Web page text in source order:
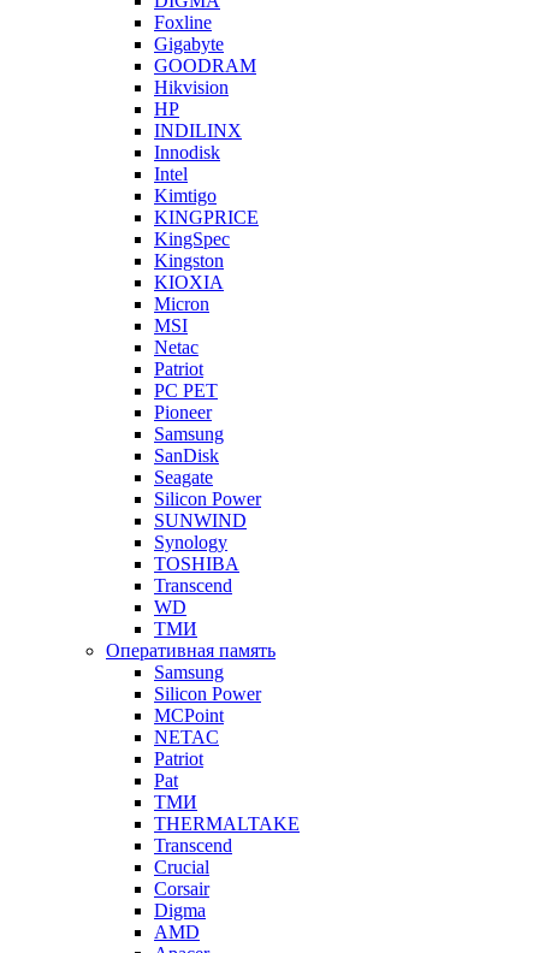
Foxline
Gigabyte
GOODRAM
Hikvision
HP
INDILINX
Innodisk
Intel
Kimtigo
KINGPRICE
KingSpec
Kingston
KIOXIA
Micron
MSI
Netac
Patriot
PC PET
Pioneer
Samsung
SanDisk
Seagate
Silicon Power
SUNWIND
Synology
TOSHIBA
Transcend
WD
ТМИ
Оперативная память
Samsung
Silicon Power
MCPoint
NETAC
Patriot
Pat
ТМИ
THERMALTAKE
Transcend
Crucial
Corsair
Digma
AMD